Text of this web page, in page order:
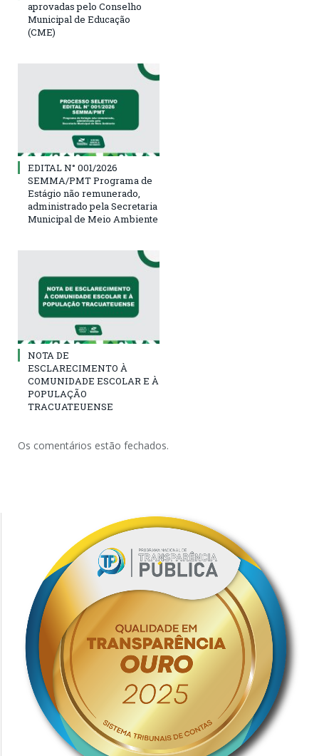
aprovadas pelo Conselho
Municipal de Educação
(CME)
EDITAL N° 001/2026
SEMMA/PMT Programa de
Estágio não remunerado,
administrado pela Secretaria
Municipal de Meio Ambiente
NOTA DE
ESCLARECIMENTO À
COMUNIDADE ESCOLAR E À
POPULAÇÃO
TRACUATEUENSE
Os comentários estão fechados.